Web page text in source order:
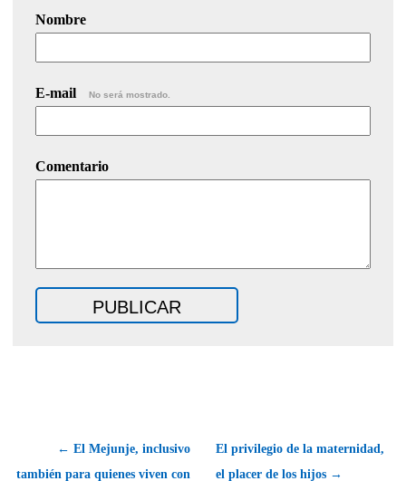
Nombre
E-mail No será mostrado.
Comentario
← El Mejunje, inclusivo
también para quienes viven con
El privilegio de la maternidad,
el placer de los hijos →